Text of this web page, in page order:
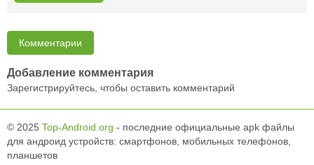
Комментарии
Добавление комментария
Зарегистрируйтесь, чтобы оставить комментарий
© 2025 Top-Android.org - последние официальные apk файлы
для андроид устройств: смартфонов, мобильных телефонов,
планшетов